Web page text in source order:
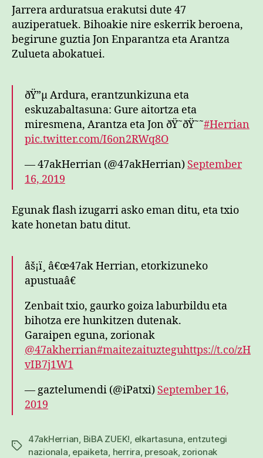
Jarrera arduratsua erakutsi dute 47
auziperatuek. Bihoakie nire eskerrik beroena,
begirune guztia Jon Enparantza eta Arantza
Zulueta abokatuei.
ðŸ”µ Ardura, erantzunkizuna eta
eskuzabaltasuna: Gure aitortza eta
miresmena, Arantza eta Jon ðŸ˜ðŸ˜˜#Herrian
pic.twitter.com/I6on2RWq8O
— 47akHerrian (@47akHerrian) September
16, 2019
Egunak flash izugarri asko eman ditu, eta txio
kate honetan batu ditut.
âš¡ï¸ â€œ47ak Herrian, etorkizuneko
apustuaâ€
Zenbait txio, gaurko goiza laburbildu eta
bihotza ere hunkitzen dutenak.
Garaipen eguna, zorionak
@47akherrian#maitezaituzteguhttps://t.co/zH
vIB7j1W1
— gaztelumendi (@iPatxi) September 16,
2019
Etiketak
47akHerrian, BiBA ZUEK!, elkartasuna, entzutegi
nazionala, epaiketa, herrira, presoak, zorionak